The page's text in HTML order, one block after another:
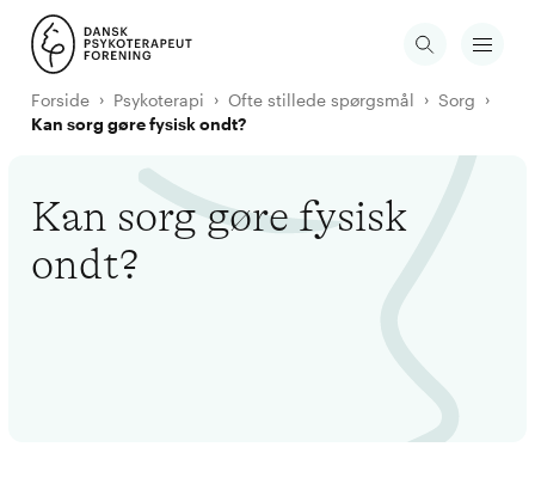
Forside Psykoterapi Ofte stillede spørgsmål
Sorg
Kan sorg gøre fysisk ondt?
Kan sorg gøre fysisk
ondt?